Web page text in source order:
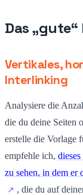
Das
Vertikales,
Interlinking
Analysiere die
die du deine Seiten
erstelle die Vorlage
empfehle ich,
zu sehen, in dem er
, die du auf